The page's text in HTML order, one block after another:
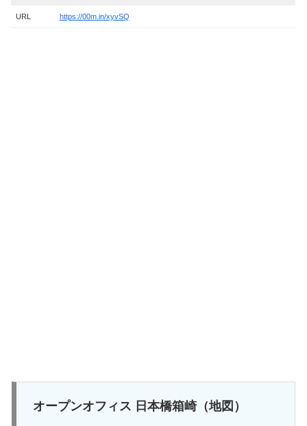
URL https://00m.in/xyvSQ
オープンオフィス 日本橋箱崎（地図）